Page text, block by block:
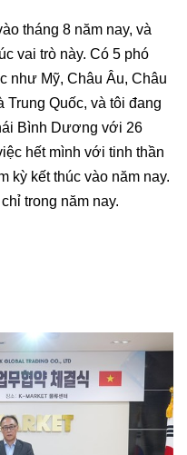
tháng 8 năm nay, và
vai trò này. Có 5 phó
như Mỹ, Châu Âu, Châu
Trung Quốc, và tôi đang
Bình Dương với 26
hết mình với tinh thần
kỳ kết thúc vào năm nay.
trong năm nay.